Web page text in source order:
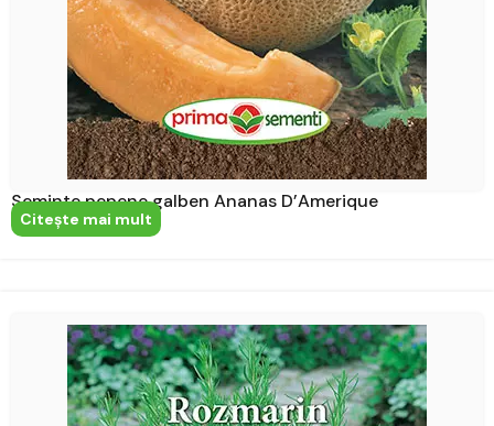
Seminte pepene galben Ananas D’Amerique
Citeşte mai mult